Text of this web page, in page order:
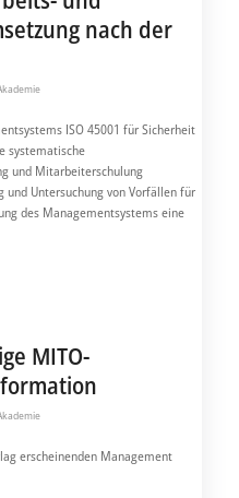
nach der
ISO 45001 für Sicherheit
systematische
und Mitarbeiterschulung
Untersuchung von Vorfällen für
des Managementsystems eine
MITO-
erscheinenden Management